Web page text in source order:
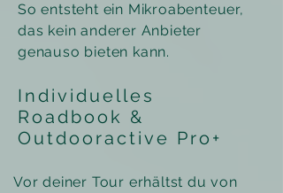
So entsteht ein Mikroabenteuer,
das kein anderer Anbieter
genauso bieten kann.
Individuelles
Roadbook &
Outdooractive Pro+
Vor deiner Tour erhältst du von